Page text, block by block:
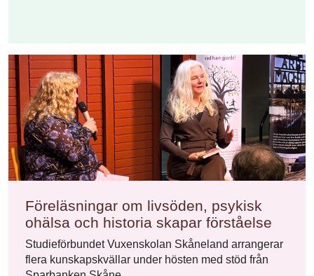
Föreläsningar om livsöden, psykisk
ohälsa och historia skapar förståelse
Studieförbundet Vuxenskolan Skåneland arrangerar
flera kunskapskvällar under hösten med stöd från